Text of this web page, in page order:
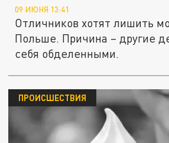
09 ИЮНЯ 13:41
Отличников хотят лишить
Польше. Причина – другие
себя обделенными.
ПРОИСШЕСТВИЯ